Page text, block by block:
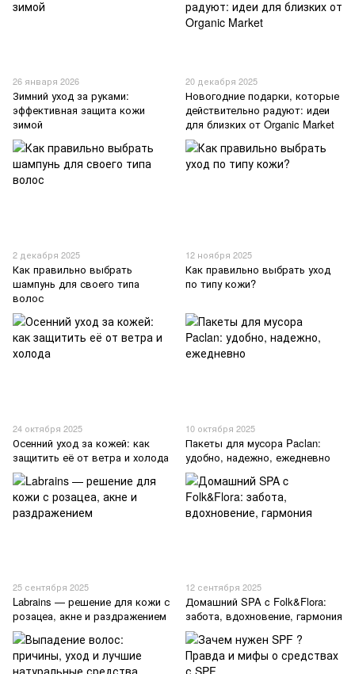
26 января 2026
Зимний уход за руками:
эффективная защита кожи
зимой
20 декабря 2025
Новогодние подарки, которые
действительно радуют: идеи
для близких от Organic Market
2 декабря 2025
Как правильно выбрать
шампунь для своего типа
волос
12 ноября 2025
Как правильно выбрать уход
по типу кожи?
24 октября 2025
Осенний уход за кожей: как
защитить её от ветра и холода
10 октября 2025
Пакеты для мусора Paclan:
удобно, надежно, ежедневно
25 сентября 2025
Labrains — решение для кожи с
розацеа, акне и раздражением
12 сентября 2025
Домашний SPA c Folk&Flora:
забота, вдохновение, гармония